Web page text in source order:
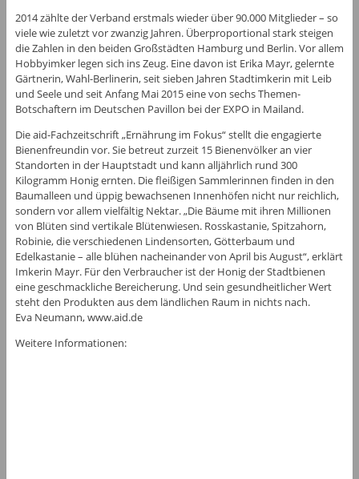
2014 zählte der Verband erstmals wieder über 90.000 Mitglieder – so
viele wie zuletzt vor zwanzig Jahren. Überproportional stark steigen
die Zahlen in den beiden Großstädten Hamburg und Berlin. Vor allem
Hobbyimker legen sich ins Zeug. Eine davon ist Erika Mayr, gelernte
Gärtnerin, Wahl-Berlinerin, seit sieben Jahren Stadtimkerin mit Leib
und Seele und seit Anfang Mai 2015 eine von sechs Themen-
Botschaftern im Deutschen Pavillon bei der EXPO in Mailand.
Die aid-Fachzeitschrift „Ernährung im Fokus“ stellt die engagierte
Bienenfreundin vor. Sie betreut zurzeit 15 Bienenvölker an vier
Standorten in der Hauptstadt und kann alljährlich rund 300
Kilogramm Honig ernten. Die fleißigen Sammlerinnen finden in den
Baumalleen und üppig bewachsenen Innenhöfen nicht nur reichlich,
sondern vor allem vielfältig Nektar. „Die Bäume mit ihren Millionen
von Blüten sind vertikale Blütenwiesen. Rosskastanie, Spitzahorn,
Robinie, die verschiedenen Lindensorten, Götterbaum und
Edelkastanie – alle blühen nacheinander von April bis August“, erklärt
Imkerin Mayr. Für den Verbraucher ist der Honig der Stadtbienen
eine geschmackliche Bereicherung. Und sein gesundheitlicher Wert
steht den Produkten aus dem ländlichen Raum in nichts nach.
Eva Neumann, www.aid.de
Weitere Informationen: